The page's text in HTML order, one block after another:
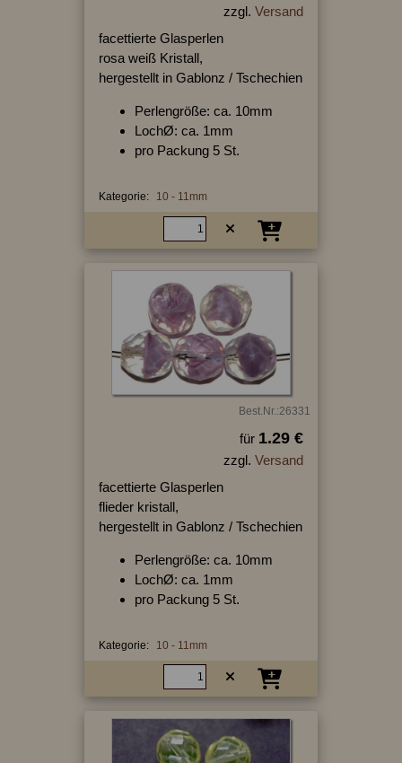
zzgl. Versand
facettierte Glasperlen
rosa weiß Kristall,
hergestellt in Gablonz / Tschechien
Perlengröße: ca. 10mm
LochØ: ca. 1mm
pro Packung 5 St.
Kategorie: 10 - 11mm
Best.Nr.:26331
für 1.29 €
zzgl. Versand
facettierte Glasperlen
flieder kristall,
hergestellt in Gablonz / Tschechien
Perlengröße: ca. 10mm
LochØ: ca. 1mm
pro Packung 5 St.
Kategorie: 10 - 11mm